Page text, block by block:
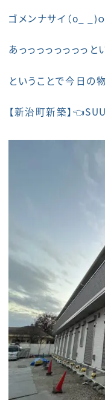
ゴメンナサイ（o_ _)ｏ
あっっっっっっっっ
ということで今日の
【新治町新築】